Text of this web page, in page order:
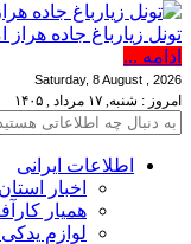
تونل زیارباغ جاده
ادامه ...
Saturday, 8 August , 2026
امروز : شنبه, ۱۷ مرداد , ۱۴۰۵
اطلاعات‌ ‎ایرانی
اخبار
همیار
لوازم یدکی